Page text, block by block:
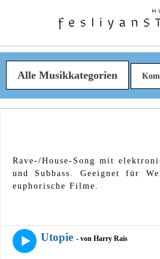
Alle Musikkategorien
Rave-/House-Song mit
und Subbass. Geeignet für
euphorische Filme.
Utopie - von Harry Rais